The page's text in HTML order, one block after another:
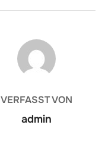
BEITRAGSAUTOR
VERFASST VON
admin